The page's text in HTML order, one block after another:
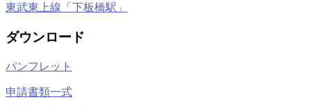
東武東上線「下板橋駅」
ダウンロード
パンフレット
申請書類一式